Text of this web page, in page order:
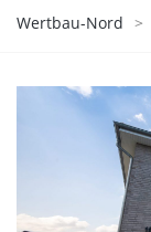
Wertbau-Nord >